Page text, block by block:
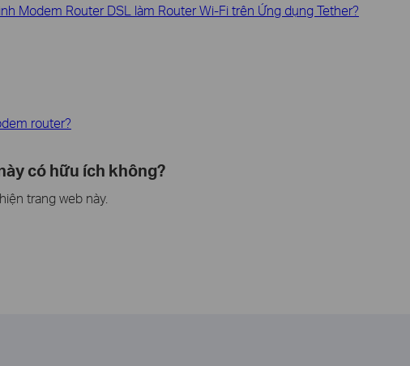
Modem Router DSL làm Router Wi-Fi trên Ứng dụng Tether?
router?
có hữu ích không?
trang web này.